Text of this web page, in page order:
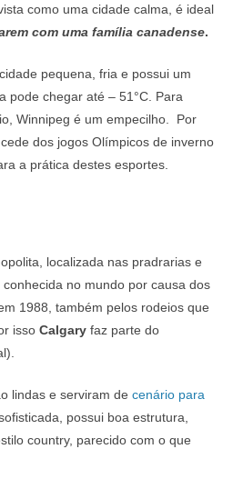
como uma cidade calma, é ideal
com uma família canadense.
pequena, fria e possui um
pode chegar até – 51°C. Para
Winnipeg é um empecilho. Por
dos jogos Olímpicos de inverno
a prática destes esportes.
localizada nas pradrarias e
no mundo por causa dos
1988, também pelos rodeios que
isso Calgary faz parte do
lindas e serviram de cenário para
possui boa estrutura,
country, parecido com o que